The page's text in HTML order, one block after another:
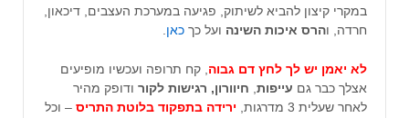
במקרי קיצון להביא לשיתוק, פגיעה במערכת העצבים, דיכאון,
חרדה, והרס איכות השינה ועל כך כאן
לא יאמן יש לך לחץ דם גבוה , קח תרופה ועכשיו מופיעים
אצלך כבר גם עייפות חיוורון, רגישות לקור ודופק מהיר
לאחר שעלית 3 מדרגות,
ירידה בתפקוד בלוטת התריס – וכל